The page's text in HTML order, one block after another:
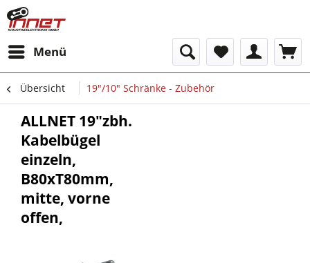
Menü
Übersicht 19"/10" Schränke - Zubehör
ALLNET 19"zbh.
Kabelbügel
einzeln,
B80xT80mm,
mitte, vorne
offen,